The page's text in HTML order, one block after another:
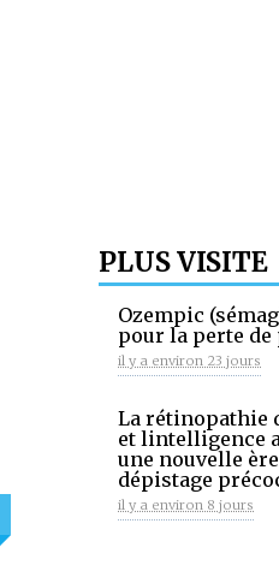
PLUS VISITE
Ozempic
pour la perte de
il y a environ 23 jours
La rétinopathie
et lintelligence
une nouvelle
dépistage
il y a environ 8 jours